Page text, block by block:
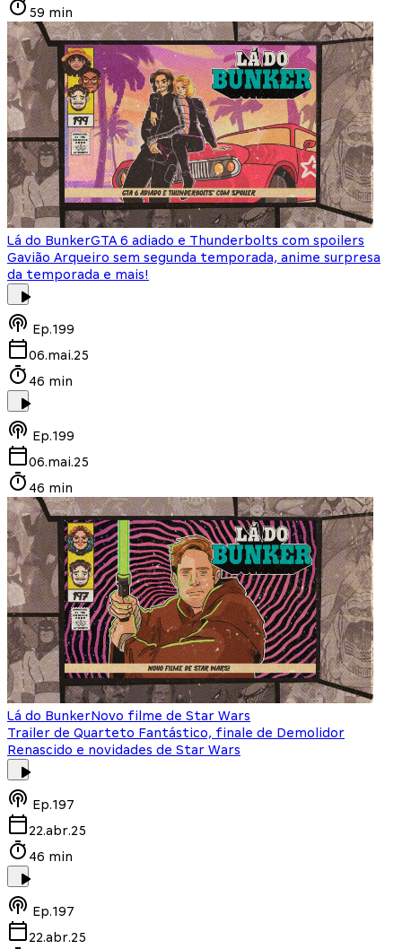
59 min
Lá do BunkerGTA 6 adiado e Thunderbolts com spoilers
Gavião Arqueiro sem segunda temporada, anime surpresa
da temporada e mais!
Ep.199
06.mai.25
46 min
Ep.199
06.mai.25
46 min
Lá do BunkerNovo filme de Star Wars
Trailer de Quarteto Fantástico, finale de Demolidor
Renascido e novidades de Star Wars
Ep.197
22.abr.25
46 min
Ep.197
22.abr.25